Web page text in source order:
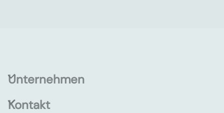
Unternehmen
Kontakt